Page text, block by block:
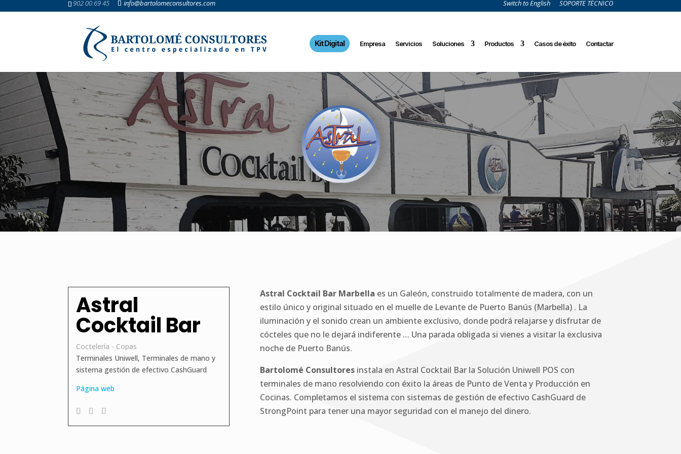
902 00 69 45 info@bartolomeconsultores.com Switch to English SOPORTE TÉCNICO
Kit Digital Empresa Servicios Soluciones Productos Casos de éxito Contactar
Astral
Cocktail Bar
Coctelería - Copas
Terminales Uniwell, Terminales de mano y
sistema gestión de efectivo CashGuard
Página web
Astral Cocktail Bar Marbella es un Galeón, construido totalmente de madera, con un
estilo único y original situado en el muelle de Levante de Puerto Banús (Marbella) . La
iluminación y el sonido crean un ambiente exclusivo, donde podrá relajarse y disfrutar de
cócteles que no le dejará indiferente … Una parada obligada si vienes a visitar la exclusiva
noche de Puerto Banús.
Bartolomé Consultoresinstala en Astral Cocktail Bar la Solución Uniwell POS con
terminales de mano resolviendo con éxito la áreas de Punto de Venta y Producción en
Cocinas. Completamos el sistema con sistemas de gestión de efectivo CashGuard de
StrongPoint para tener una mayor seguridad con el manejo del dinero.